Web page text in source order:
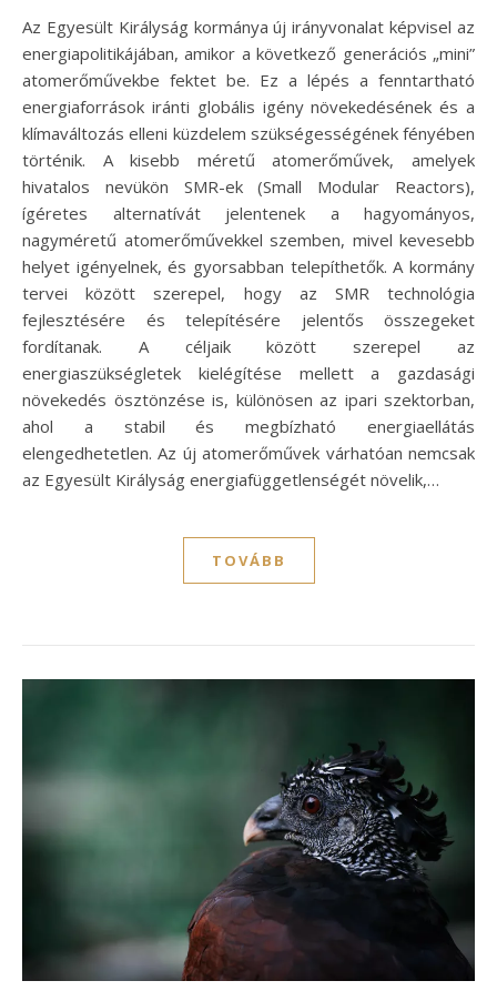
Az Egyesült Királyság kormánya új irányvonalat képvisel az
energiapolitikájában, amikor a következő generációs „mini”
atomerőművekbe fektet be. Ez a lépés a fenntartható
energiaforrások iránti globális igény növekedésének és a
klímaváltozás elleni küzdelem szükségességének fényében
történik. A kisebb méretű atomerőművek, amelyek
hivatalos nevükön SMR-ek (Small Modular Reactors),
ígéretes alternatívát jelentenek a hagyományos,
nagyméretű atomerőművekkel szemben, mivel kevesebb
helyet igényelnek, és gyorsabban telepíthetők. A kormány
tervei között szerepel, hogy az SMR technológia
fejlesztésére és telepítésére jelentős összegeket
fordítanak. A céljaik között szerepel az
energiaszükségletek kielégítése mellett a gazdasági
növekedés ösztönzése is, különösen az ipari szektorban,
ahol a stabil és megbízható energiaellátás
elengedhetetlen. Az új atomerőművek várhatóan nemcsak
az Egyesült Királyság energiafüggetlenségét növelik,…
TOVÁBB